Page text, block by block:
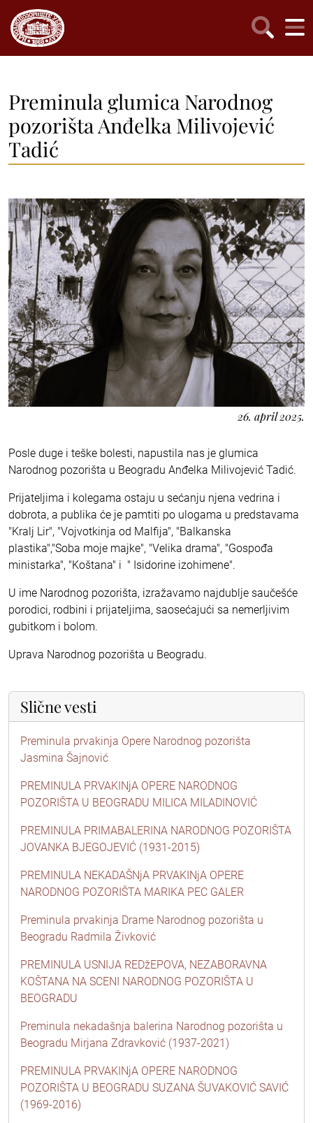
Preminula glumica Narodnog
pozorišta Anđelka Milivojević
Tadić
26. april 2025.
Posle duge i teške bolesti, napustila nas je glumica
Narodnog pozorišta u Beogradu Anđelka Milivojević Tadić.
Prijateljima i kolegama ostaju u sećanju njena vedrina i
dobrota, a publika će je pamtiti po ulogama u predstavama
"Kralj Lir", "Vojvotkinja od Malfija", "Balkanska
plastika","Soba moje majke", "Velika drama", "Gospođa
ministarka", "Koštana" i " Isidorine izohimene".
U ime Narodnog pozorišta, izražavamo najdublje saučešće
porodici, rodbini i prijateljima, saosećajući sa nemerljivim
gubitkom i bolom.
Uprava Narodnog pozorišta u Beogradu.
Slične vesti
Preminula prvakinja Opere Narodnog pozorišta
Jasmina Šajnović
PREMINULA PRVAKINjA OPERE NARODNOG
POZORIŠTA U BEOGRADU MILICA MILADINOVIĆ
PREMINULA PRIMABALERINA NARODNOG POZORIŠTA
JOVANKA BJEGOJEVIĆ (1931-2015)
PREMINULA NEKADAŠNjA PRVAKINjA OPERE
NARODNOG POZORIŠTA MARIKA PEC GALER
Preminula prvakinja Drame Narodnog pozorišta u
Beogradu Radmila Živković
PREMINULA USNIJA REDžEPOVA, NEZABORAVNA
KOŠTANA NA SCENI NARODNOG POZORIŠTA U
BEOGRADU
Preminula nekadašnja balerina Narodnog pozorišta u
Beogradu Mirjana Zdravković (1937-2021)
PREMINULA PRVAKINjA OPERE NARODNOG
POZORIŠTA U BEOGRADU SUZANA ŠUVAKOVIĆ SAVIĆ
(1969-2016)